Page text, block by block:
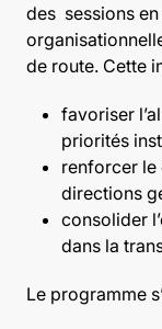
des sessions
de route. Cette
favoriser
priorités
renforcer le
directions
consolider
dans la
Le programme